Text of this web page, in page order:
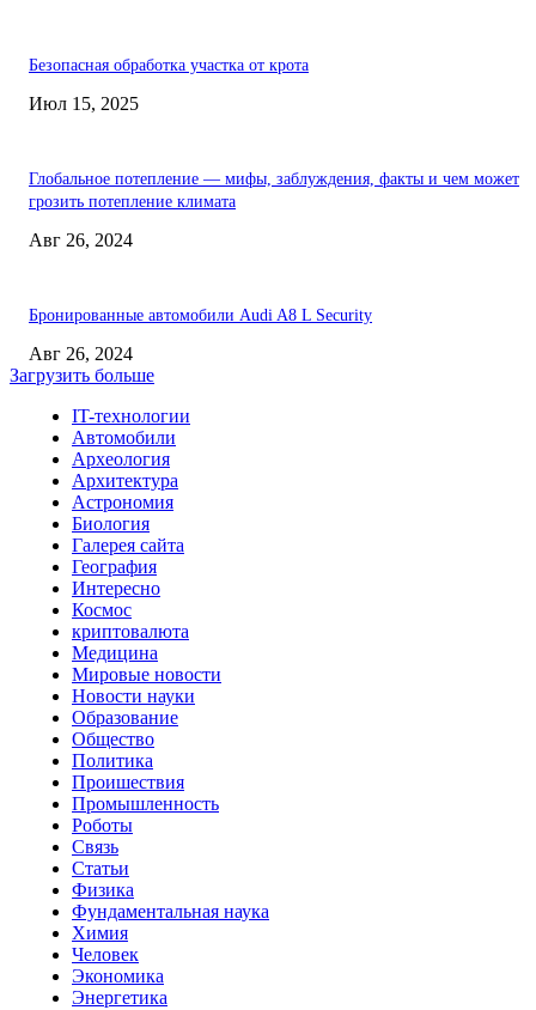
Безопасная обработка участка от крота
Июл 15, 2025
Глобальное потепление — мифы, заблуждения, факты и чем может
грозить потепление климата
Авг 26, 2024
Бронированные автомобили Audi A8 L Security
Авг 26, 2024
Загрузить больше
IT-технологии
Автомобили
Археология
Архитектура
Астрономия
Биология
Галерея сайта
География
Интересно
Космос
криптовалюта
Медицина
Мировые новости
Новости науки
Образование
Общество
Политика
Проишествия
Промышленность
Роботы
Связь
Статьи
Физика
Фундаментальная наука
Химия
Человек
Экономика
Энергетика